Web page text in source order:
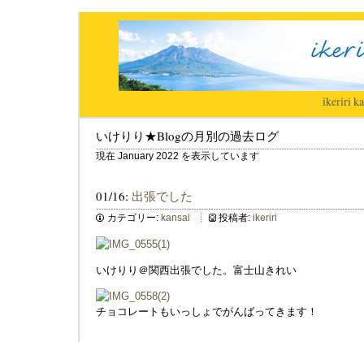
ikeriri|
いけりり★Blogの月別の過去ログ
現在 January 2022 を表示しています
01/16: 出張でした
カテゴリー: kansai 投稿者: ikeriri
いけりり＠関西出張でした。富士山きれい
チョコレートもいっしょでがんばってきます！